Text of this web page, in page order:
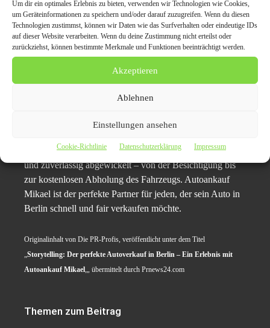
Um dir ein optimales Erlebnis zu bieten, verwenden wir Technologien wie Cookies,
um Geräteinformationen zu speichern und/oder darauf zuzugreifen. Wenn du diesen
Technologien zustimmst, können wir Daten wie das Surfverhalten oder eindeutige IDs
auf dieser Website verarbeiten. Wenn du deine Zustimmung nicht erteilst oder
zurückziehst, können bestimmte Merkmale und Funktionen beeinträchtigt werden.
Akzeptieren
Ablehnen
Einstellungen ansehen
Cookie-Richtlinie Datenschutzerklärung Impressum
Telefon: 0174-4728180
E-Mail: info@autoankauf-mikael.de
Web:https://autoankauf-mikael.de/autoankauf-berlin/
: Max wollte sein altes
und entschied sich für Autoankauf Mikael.
Max erhielt ein faires Angebot, bestätigte den Preis nach
Auto. Der gesamte Verkaufsprozess wurde professionell
und zuverlässig abgewickelt – von der Besichtigung bis
zur kostenlosen Abholung des Fahrzeugs. Autoankauf
Mikael ist der perfekte Partner für jeden, der sein Auto in
Berlin schnell und fair verkaufen möchte.
Originalinhalt von Die PR-Profis, veröffentlicht unter dem Titel
Storytelling: Der perfekte Autoverkauf in Berlin – Ein Erlebnis mit
Autoankauf Mikael „, übermittelt durch Prnews24.com
Themen zum Beitrag